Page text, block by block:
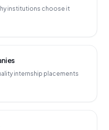
institutions choose it
internship placements